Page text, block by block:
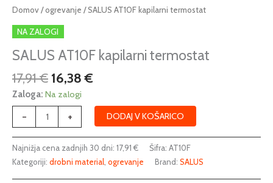
Domov/ogrevanje / SALUS AT10F kapilarni termostat
NA ZALOGI
SALUS AT10F kapilarni termostat
17,91€
Izvirna
cena
je
bila:
17,91 €.
16,38€
Trenutna
16,38 €.
Zaloga: Na zalogi
-
SALUS
AT10F
kapilarni
termostat
+ DODAJ V KOŠARICO
Najnižja cena zadnjih 30 dni: 17,91€ Šifra: AT10F
Kategoriji: drobni material, ogrevanje Brand: SALUS